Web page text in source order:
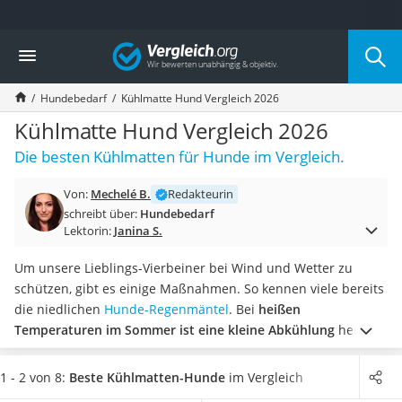
Die beliebtesten Vergleiche nach Kategorie
Drogerie
Inhalator
Haarschneider
Rollator
Braun Rasierer
Katzenklappe (Chip)
Masturbator
Massagepistole
Reisehaartrockner
Eiweißpulver
Magnesiumpräparat
Katzenklappe
Nackenmassagegerät
Zeckenschutz Katze
Vergleich
Hundebedarf Kühlmatte Hund Vergleich 2026
Kühlmatte Hund Vergleich 2026
Die besten Kühlmatten für Hunde im Vergleich.
Von: Mechelé B.
Redakteurin
schreibt über: Hundebedarf
Lektorin: Janina S.
Um unsere Lieblings-Vierbeiner bei Wind und Wetter zu
schützen, gibt es einige Maßnahmen. So kennen viele bereits
die niedlichen Hunde-Regenmäntel. Bei heißen
Temperaturen im Sommer ist eine kleine Abkühlung herzlich
willkommen. Dies gilt natürlich auch für Vierbeiner. Da
Hunde ihre Wärme lediglich über die Pfoten oder das
1 - 2 von 8: Beste Kühlmatten-Hunde im Vergleich